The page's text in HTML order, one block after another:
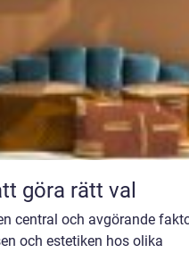
göra rätt val
central och avgörande
och estetiken hos olika